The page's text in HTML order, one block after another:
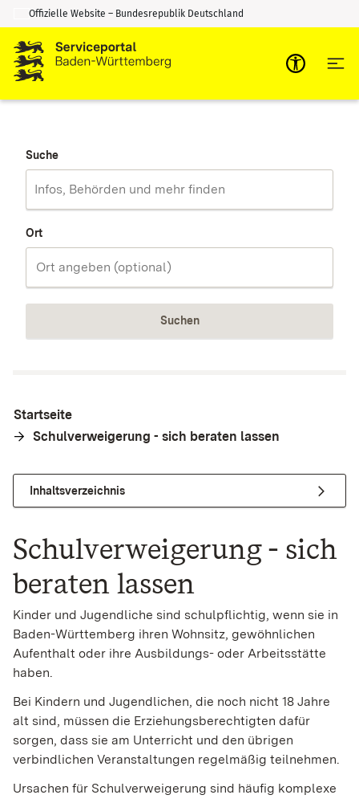
Zum Inhalt springen
Zur Suche springen
Offizielle Website – Bundesrepublik Deutschland
Suche
Ort
Suchen
Startseite
Schulverweigerung - sich beraten lassen
Inhaltsverzeichnis
Schulverweigerung - sich
beraten lassen
Kinder und Jugendliche sind schulpflichtig, wenn sie in
Baden-Württemberg ihren Wohnsitz, gewöhnlichen
Aufenthalt oder ihre Ausbildungs- oder Arbeitsstätte
haben.
Bei Kindern und Jugendlichen, die noch nicht 18 Jahre
alt sind, müssen die Erziehungsberechtigten dafür
sorgen, dass sie am Unterricht und den übrigen
verbindlichen Veranstaltungen regelmäßig teilnehmen.
Ursachen für Schulverweigerung sind häufig komplexe